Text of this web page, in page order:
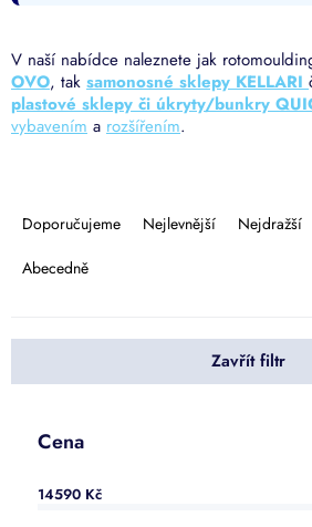
V naší nabídce naleznete jak
OVO, tak samonosné sklepy KELLARI
plastové sklepy či úkryty/bunkry
vybavením a rozšířením.
p
o
Doporučujeme Nejlevnější Nejdražší
Abecedně
Zavřít filtr
Cena
14590 Kč